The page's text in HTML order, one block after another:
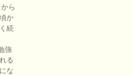
ら
か
続
強
る
な